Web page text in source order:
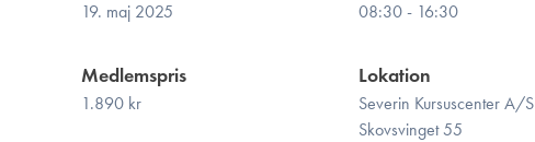
19. maj 2025 08:30 - 16:30
Medlemspris
1.890 kr
Lokation
Severin Kursuscenter A/S
Skovsvinget 55